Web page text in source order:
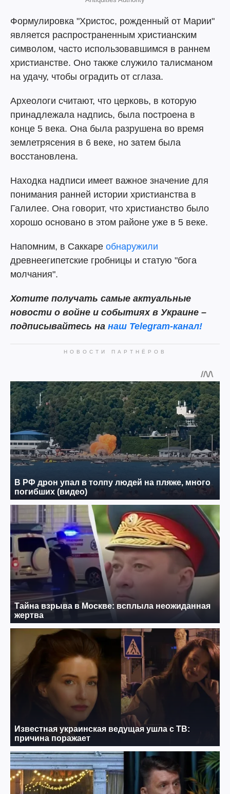
Формулировка "Христос, рожденный от Марии"
является распространенным христианским
символом, часто использовавшимся в раннем
христианстве. Оно также служило талисманом
на удачу, чтобы оградить от сглаза.
Археологи считают, что церковь, в которую
принадлежала надпись, была построена в
конце 5 века. Она была разрушена во время
землетрясения в 6 веке, но затем была
восстановлена.
Находка надписи имеет важное значение для
понимания ранней истории христианства в
Галилее. Она говорит, что христианство было
хорошо основано в этом районе уже в 5 веке.
Напомним, в Саккаре обнаружили
древнеегипетские гробницы и статую "бога
молчания".
Хотите получать самые актуальные
новости о войне и событиях в Украине –
подписывайтесь на наш Telegram-канал!